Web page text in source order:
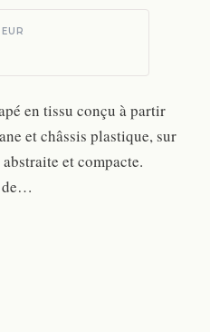
en tissu conçu à partir
et châssis plastique, sur
et compacte.
de…